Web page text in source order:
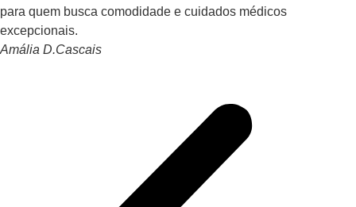
para quem busca comodidade e cuidados médicos
excepcionais.
Amália D.Cascais